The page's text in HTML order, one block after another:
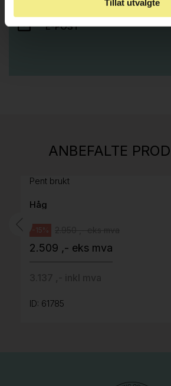
Tillat utvalgte
E-POST
ANBEFALTE
Pent brukt
Håg
-15%
2.509 ,- eks mva
ID: 61785